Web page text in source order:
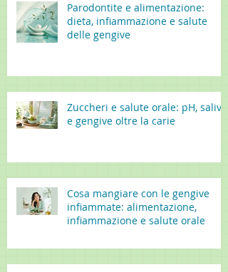
Parodontite e alimentazione:
dieta, infiammazione e salute
delle gengive
Zuccheri e salute orale: pH, saliva
e gengive oltre la carie
Cosa mangiare con le gengive
infiammate: alimentazione,
infiammazione e salute orale